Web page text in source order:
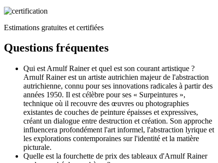
Estimations gratuites et certifiées
Questions fréquentes
Qui est Arnulf Rainer et quel est son courant artistique ?
Arnulf Rainer est un artiste autrichien majeur de l'abstraction
autrichienne, connu pour ses innovations radicales à partir des
années 1950. Il est célèbre pour ses « Surpeintures »,
technique où il recouvre des œuvres ou photographies
existantes de couches de peinture épaisses et expressives,
créant un dialogue entre destruction et création. Son approche
influencera profondément l'art informel, l'abstraction lyrique et
les explorations contemporaines sur l'identité et la matière
picturale.
Quelle est la fourchette de prix des tableaux d'Arnulf Rainer